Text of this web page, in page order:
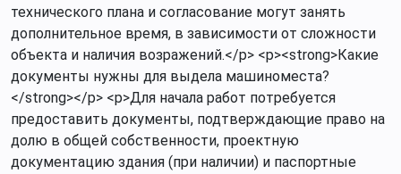
технического плана и согласование могут занять
дополнительное время, в зависимости от сложности
объекта и наличия возражений.</p> <p><strong>Какие
документы нужны для выдела машиноместа?
</strong></p> <p>Для начала работ потребуется
предоставить документы, подтверждающие право на
долю в общей собственности, проектную
документацию здания (при наличии) и паспортные